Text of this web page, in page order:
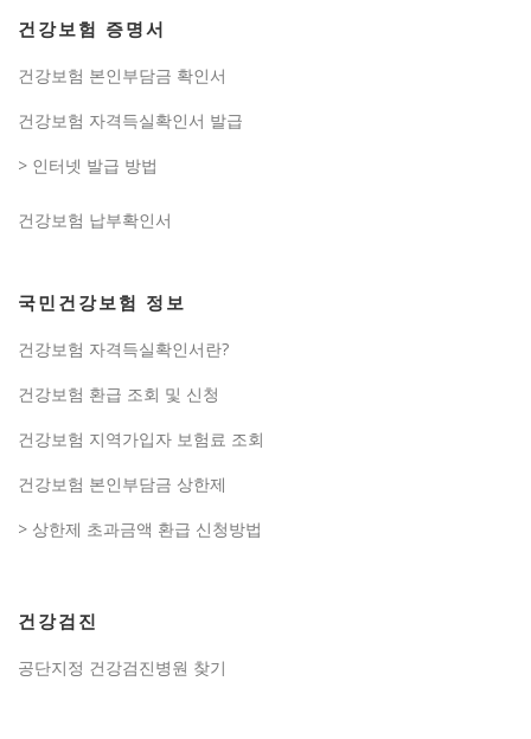
건강보험 증명서
건강보험 본인부담금 확인서
건강보험 자격득실확인서 발급
> 인터넷 발급 방법
건강보험 납부확인서
국민건강보험 정보
건강보험 자격득실확인서란?
건강보험 환급 조회 및 신청
건강보험 지역가입자 보험료 조회
건강보험 본인부담금 상한제
> 상한제 초과금액 환급 신청방법
건강검진
공단지정 건강검진병원 찾기